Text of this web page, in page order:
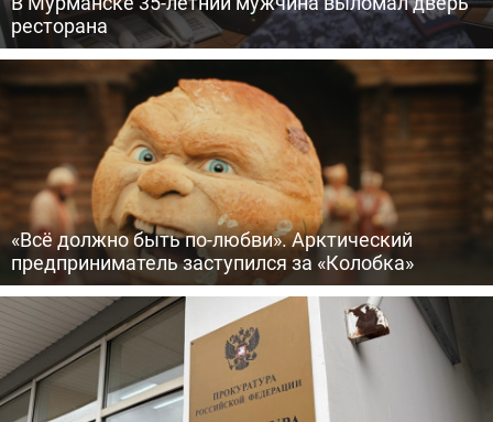
ресторана
«Всё должно быть по-любви». Арктический
предприниматель заступился за «Колобка»